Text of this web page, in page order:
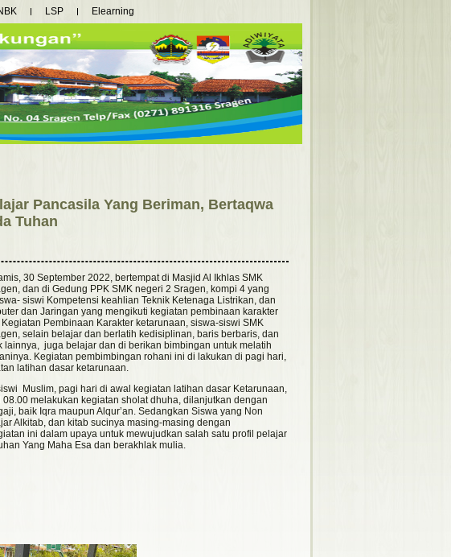
LSP Elearning
Pancasila Yang Beriman, Bertaqwa
Tuhan
30 September 2022, bertempat di Masjid Al Ikhlas SMK
dan di Gedung PPK SMK negeri 2 Sragen, kompi 4 yang
siswi Kompetensi keahlian Teknik Ketenaga Listrikan, dan
dan Jaringan yang mengikuti kegiatan pembinaan karakter
Kegiatan Pembinaan Karakter ketarunaan, siswa-siswi SMK
selain belajar dan berlatih kedisiplinan, baris berbaris, dan
lainnya, juga belajar dan di berikan bimbingan untuk melatih
Kegiatan pembimbingan rohani ini di lakukan di pagi hari,
latihan dasar ketarunaan.
Muslim, pagi hari di awal kegiatan latihan dasar Ketarunaan,
08.00 melakukan kegiatan sholat dhuha, dilanjutkan dengan
baik Iqra maupun Alqur’an. Sedangkan Siswa yang Non
Alkitab, dan kitab sucinya masing-masing dengan
ini dalam upaya untuk mewujudkan salah satu profil pelajar
Yang Maha Esa dan berakhlak mulia.